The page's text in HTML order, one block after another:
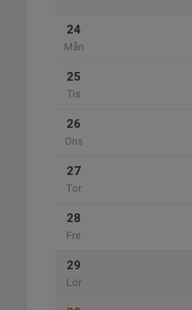
24
Mån
25
Tis
26
Ons
27
Tor
28
Fre
29
Lör